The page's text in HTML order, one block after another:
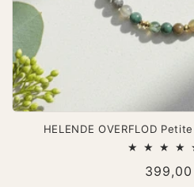
HELENDE OVERFLOD
Vanlig